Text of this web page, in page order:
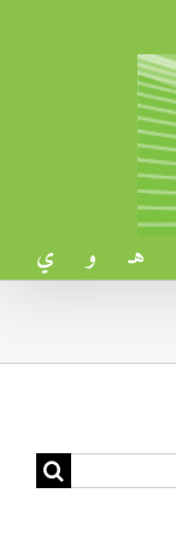
هـ و ي